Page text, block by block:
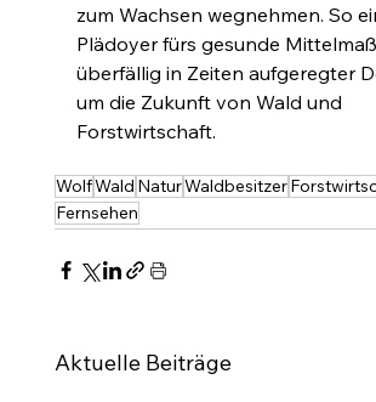
zum Wachsen wegnehmen. So
Plädoyer fürs gesunde
überfällig in Zeiten aufgeregter
um die Zukunft von Wald und
Forstwirtschaft.
WolfWald NaturWaldbesitzer
Fernsehen
Aktuelle Beiträge